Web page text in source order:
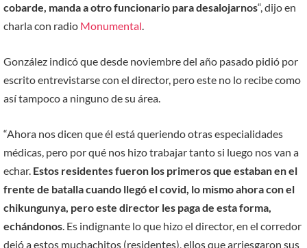
cobarde, manda a otro funcionario para desalojarnos“, dijo en
charla con radio Monumental.
González indicó que desde noviembre del año pasado pidió por
escrito entrevistarse con el director, pero este no lo recibe como
así tampoco a ninguno de su área.
“Ahora nos dicen que él está queriendo otras especialidades
médicas, pero por qué nos hizo trabajar tanto si luego nos van a
echar. Estos residentes fueron los primeros que estaban en el
frente de batalla cuando llegó el covid, lo mismo ahora con el
chikungunya, pero este director les paga de esta forma,
echándonos . Es indignante lo que hizo el director, en el corredor
dejó a estos muchachitos (residentes), ellos que arriesgaron sus